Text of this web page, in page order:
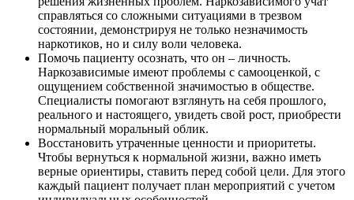
справляться со сложными ситуациями в трезвом
состоянии, демонстрируя не только незначимость
наркотиков, но и силу воли человека.
Помочь пациенту осознать, что он – личность.
Наркозависимые имеют проблемы с самооценкой, с
ощущением собственной значимостью в обществе.
Специалисты помогают взглянуть на себя прошлого,
реального и настоящего, увидеть свой рост, приобрести
нормальный моральный облик.
Восстановить утраченные ценности и приоритеты.
Чтобы вернуться к нормальной жизни, важно иметь
верные ориентиры, ставить перед собой цели. Для этого
каждый пациент получает план мероприятий с учетом